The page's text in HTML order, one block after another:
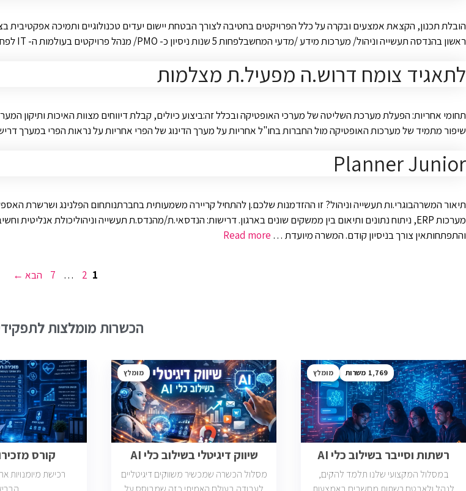
ראשון בהנדסה תעשייה וניהול/ מערכות מידע /מדעי המחשבלפחות 5 שנות ניסיון כ- PMO/ מנהל פרויקטים בעולמות ה- IT לפחות 5 שנות ניסיון בניהול ובקרת פורטפוליו בתחום ה- …
לתאגיד צומח דרוש.ה מפעיל.ת מצלמות
תחומי אחריות: הפעלת מערכת השליטה של מערכי האופטיקה ובכלל זה:ביצוע כיולים, קבלת דיווחים מצוות האיכות ותיקון
שיפור מתמיד של מערכות האופטיקה מול החברות בחו"ל אחריות על מערך הדינוג של הפרי אחריות על נראות הפרי במערך דרישות: כישורים נדרשים1.
Planner Junior
תיאור המשרהבוגרי.ות תעשייה וניהול? זו ההזדמנות שלכם.ן להתחיל קריירה משמעותית בחברתנותחום הפלנינג ושרשרת
והתפתחותאין צורך בניסיון קודם. המשרה מיועדת … Read more
עמוד
1 עמוד
2
… עמוד
7 הבא →
הכשרות מומלצות
1,769 מומלץ
רשתות וסייבר בשילוב כלי AI
במסלול המקצועי שלנו תלמד להקים,
מומלץ
שיווק דיגיטלי בשילוב כלי AI
מסלול הכשרה שמכשיר משווקים דיגיטליים
קורס
רכישת מיומנויות